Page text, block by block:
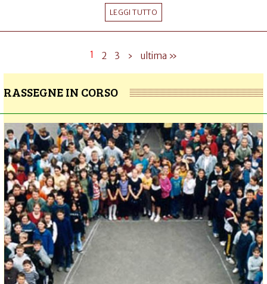
LEGGI TUTTO
1 2 3 › ultima »
RASSEGNE IN CORSO